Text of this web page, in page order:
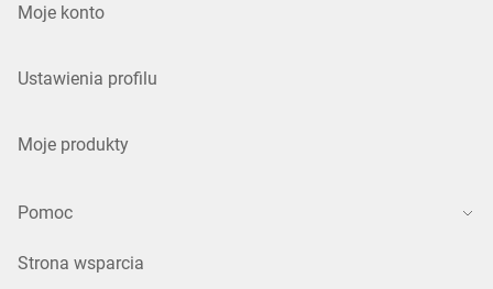
Moje konto
Ustawienia profilu
Moje produkty
Pomoc
Strona wsparcia